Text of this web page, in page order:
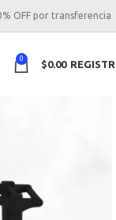
OFF por transferencia
0
$0.00